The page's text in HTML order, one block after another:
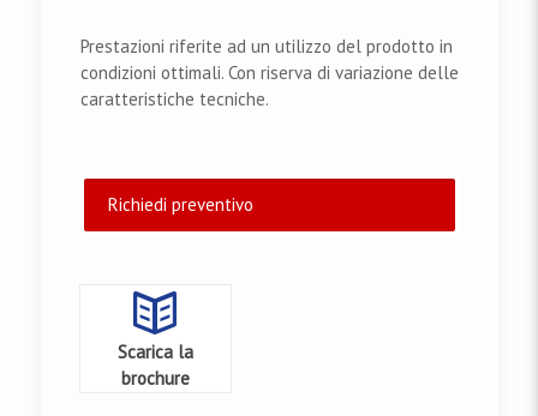
Prestazioni riferite ad un utilizzo del prodotto in
condizioni ottimali. Con riserva di variazione delle
caratteristiche tecniche.
Richiedi preventivo
Scarica la
brochure